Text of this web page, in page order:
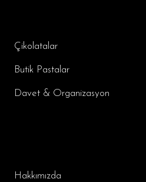
Çikolatalar
Butik Pastalar
Davet & Organizasyon
Hakkımızda